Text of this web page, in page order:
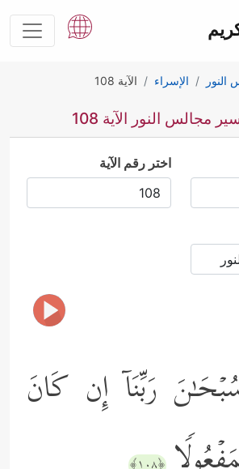
النور الإسراء الآية 108
مجالس النور الآية 108
اختر رقم الآية
رَبِّنَاۤ إِن كَانَ